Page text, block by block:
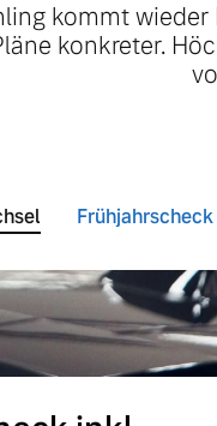
kommt wieder
konkreter.